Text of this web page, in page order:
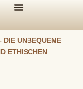
DIE UNBEQUEME
ETHISCHEN